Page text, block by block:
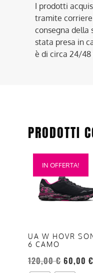
I prodotti
tramite corriere
consegna della
stata presa in
è di circa 24/48
PRODOTTI
IN OFFERTA!
UA W HOVR
6 CAMO
120,00€ 60,00 €
Questo
prodotto
opzioni
possono
essere